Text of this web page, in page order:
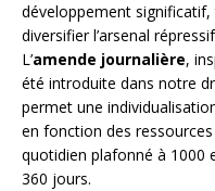
développement
diversifier l’arsenal
L’amende journalière,
été introduite dans notre
permet une
en fonction des
quotidien plafonné à 1000
360 jours.